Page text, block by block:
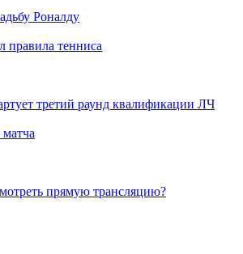
Роналду
тенниса
третий раунд квалификации ЛЧ
прямую трансляцию?